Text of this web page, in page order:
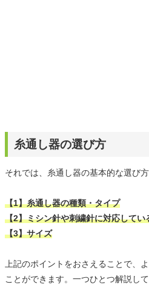
糸通し器の選び方
それでは、糸通し器の基本的な選び
【1】糸通し器の種類・タイプ
【2】ミシン針や刺繍針に対応してい
【3】サイズ
上記のポイントをおさえることで、
ことができます。一つひとつ解説して